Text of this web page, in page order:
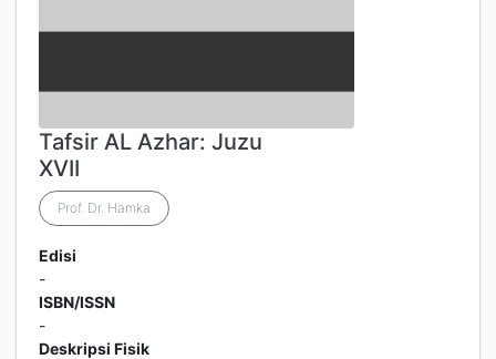
Tafsir AL Azhar: Juzu
XVII
Prof. Dr. Hamka
Edisi
-
ISBN/ISSN
-
Deskripsi Fisik